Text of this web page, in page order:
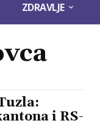
ZDRAVLJE
i RS-